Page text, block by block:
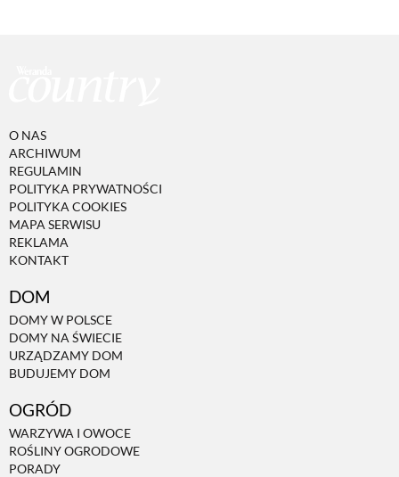
O NAS
ARCHIWUM
REGULAMIN
POLITYKA PRYWATNOŚCI
POLITYKA COOKIES
MAPA SERWISU
REKLAMA
KONTAKT
DOM
DOMY W POLSCE
DOMY NA ŚWIECIE
URZĄDZAMY DOM
BUDUJEMY DOM
OGRÓD
WARZYWA I OWOCE
ROŚLINY OGRODOWE
PORADY